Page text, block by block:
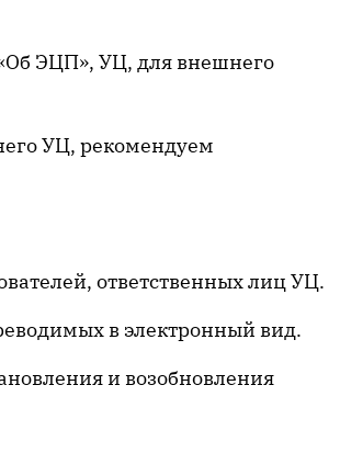
ЭЦП», УЦ, для внешнего
УЦ, рекомендуем
ответственных лиц УЦ.
в электронный вид.
и возобновления